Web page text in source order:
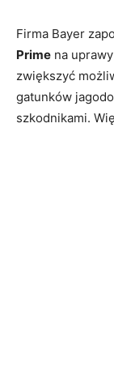
Firma Bayer
Prime na
zwiększyć
gatunków
szkodnikami.